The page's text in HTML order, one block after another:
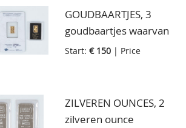
GOUDBAARTJES, 3
goudbaartjes waarvan
1x 1gr. en 2x 1/200
Start: € 150 | Price
ZILVEREN OUNCES, 2
zilveren ounce